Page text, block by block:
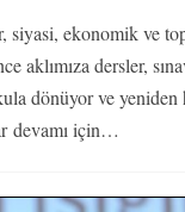
siyasi, ekonomik ve
aklımıza dersler,
dönüyor ve yeniden
devamı için…